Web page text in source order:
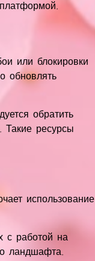
или блокировки
обновлять
обратить
. Такие ресурсы
использование
с работой на
ландшафта.